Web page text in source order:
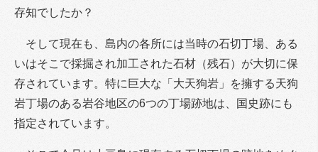
存知でしたか？
そして現在も、島内の各所には当時の石切丁場、ある
いはそこで採掘され加工された石材（残石）が大切に保
存されています。特に巨大な「大天狗岩」を擁する天狗
岩丁場のある岩谷地区の6つの丁場跡地は、国史跡にも
指定されています。